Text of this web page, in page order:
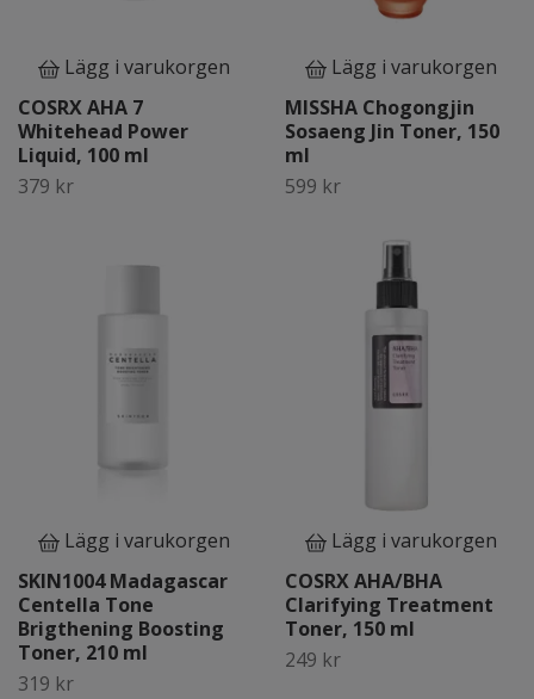
Lägg i varukorgen
COSRX AHA 7
Whitehead Power
Liquid, 100 ml
379 kr
Lägg i varukorgen
MISSHA Chogongjin
Sosaeng Jin Toner, 150
ml
599 kr
Lägg i varukorgen
SKIN1004 Madagascar
Centella Tone
Brigthening Boosting
Toner, 210 ml
319 kr
Lägg i varukorgen
COSRX AHA/BHA
Clarifying Treatment
Toner, 150 ml
249 kr